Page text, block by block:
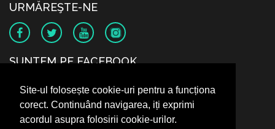
Site-ul folosește cookie-uri pentru a funcționa
corect. Continuând navigarea, iți exprimi
acordul asupra folosirii cookie-urilor.
URMĂREŞTE-NE
SUNTEM PE FACEBOOK